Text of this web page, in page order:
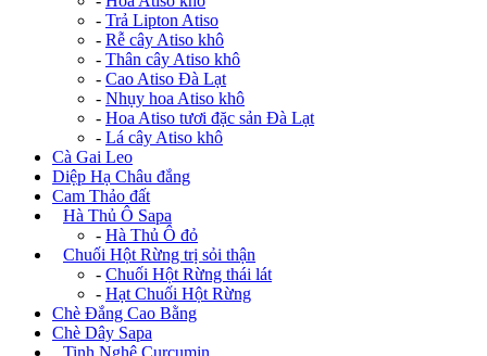
- Trả Lipton Atiso
- Rễ cây Atiso khô
- Thân cây Atiso khô
- Cao Atiso Đà Lạt
- Nhụy hoa Atiso khô
- Hoa Atiso tươi đặc sản Đà Lạt
- Lá cây Atiso khô
Cà Gai Leo
Diệp Hạ Châu đắng
Cam Thảo đất
Hà Thủ Ô Sapa
- Hà Thủ Ô đỏ
Chuối Hột Rừng trị sỏi thận
- Chuối Hột Rừng thái lát
- Hạt Chuối Hột Rừng
Chè Đắng Cao Bằng
Chè Dây Sapa
Tinh Nghệ Curcumin